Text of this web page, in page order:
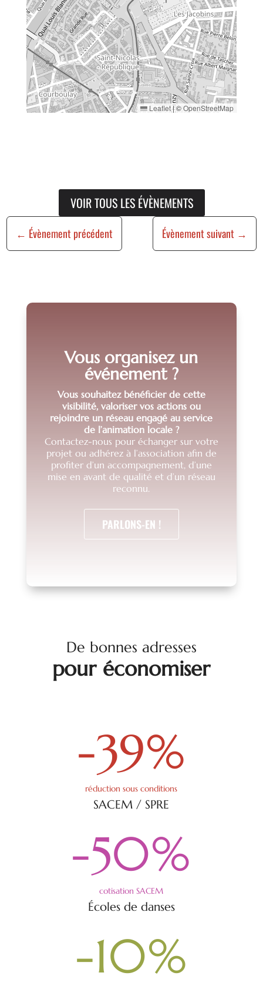
Leaflet|©OpenStreetMap
VOIR TOUS LES ÉVÈNEMENTS
← Évènement précédent Évènement suivant →
Vous organisez un
événement ?
Vous souhaitez bénéficier de cette
visibilité, valoriser vos actions ou
rejoindre un réseau engagé au service
de l’animation locale ?
Contactez-nous pour échanger sur votre
projet ou adhérez à l’association afin de
profiter d’un accompagnement, d’une
mise en avant de qualité et d’un réseau
reconnu.
PARLONS-EN !
De bonnes adresses
pour économiser
-39%
réduction sous conditions
SACEM / SPRE
-50%
cotisation SACEM
Écoles de danses
-10%